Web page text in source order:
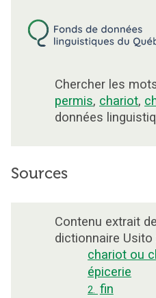
Chercher les
permis, chariot,
données
Sources
Contenu extrait
dictionnaire Usito
chariot ou
épicerie
2. fin